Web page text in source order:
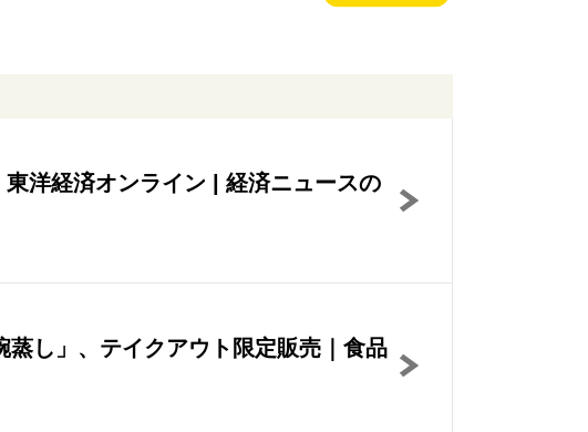
洋経済オンライン | 経済ニュースの
し」、テイクアウト限定販売｜食品